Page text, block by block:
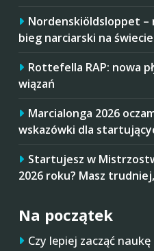
Nordenskiöldsloppet –
bieg narciarski na
Rottefella RAP: nowa
wiązań
Marcialonga 2026
wskazówki dla
Startujesz w
2026 roku? Masz
Na początek
Czy lepiej zacząć